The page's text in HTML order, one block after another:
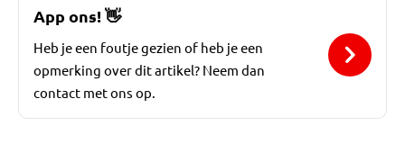
App ons!👋
Heb je een foutje gezien of heb je een
opmerking over dit artikel? Neem dan
contact met ons op.